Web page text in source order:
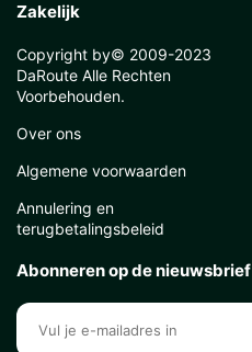
Zakelijk
Copyright by© 2009-2023
DaRoute Alle Rechten
Voorbehouden.
Over ons
Algemene voorwaarden
Annulering en
terugbetalingsbeleid
Abonneren op de nieuwsbrief